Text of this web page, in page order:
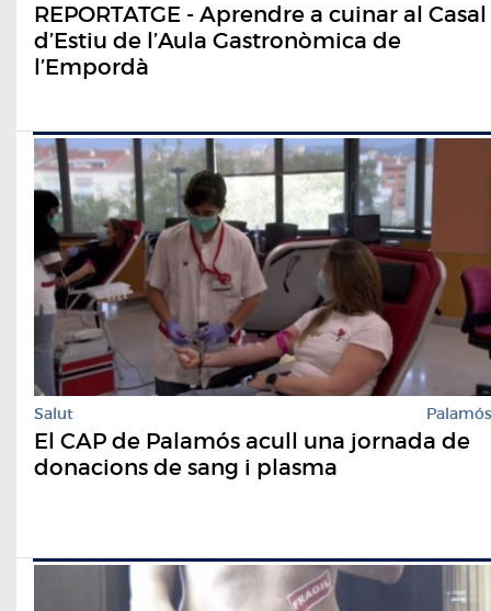
REPORTATGE - Aprendre a cuinar al Casal
d’Estiu de l’Aula Gastronòmica de
l’Empordà
Salut Palamós
El CAP de Palamós acull una jornada de
donacions de sang i plasma